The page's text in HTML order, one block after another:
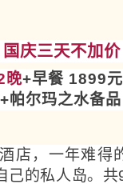
国庆三天不加价
晚+早餐 1899元
帕尔玛之水备
店，一年难得
己的私人岛。